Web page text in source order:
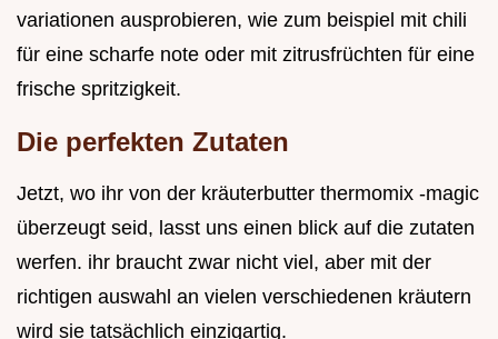
variationen ausprobieren, wie zum beispiel mit chili
für eine scharfe note oder mit zitrusfrüchten für eine
frische spritzigkeit.
Die perfekten Zutaten
Jetzt, wo ihr von der kräuterbutter thermomix -magic
überzeugt seid, lasst uns einen blick auf die zutaten
werfen. ihr braucht zwar nicht viel, aber mit der
richtigen auswahl an vielen verschiedenen kräutern
wird sie tatsächlich einzigartig.